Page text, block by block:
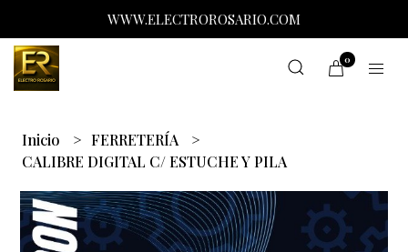
WWW.ELECTROROSARIO.COM
0
Inicio
FERRETERÍA
CALIBRE DIGITAL C/ ESTUCHE Y PILA